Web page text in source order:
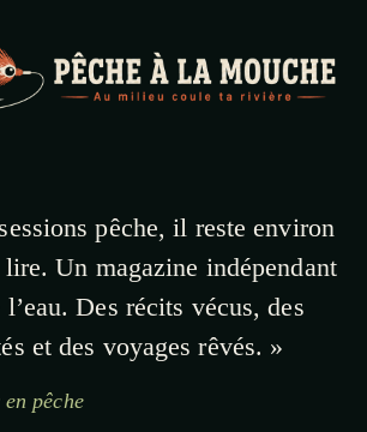
pêche, il reste environ
Un magazine indépendant
Des récits vécus, des
et des voyages rêvés. »
pêche